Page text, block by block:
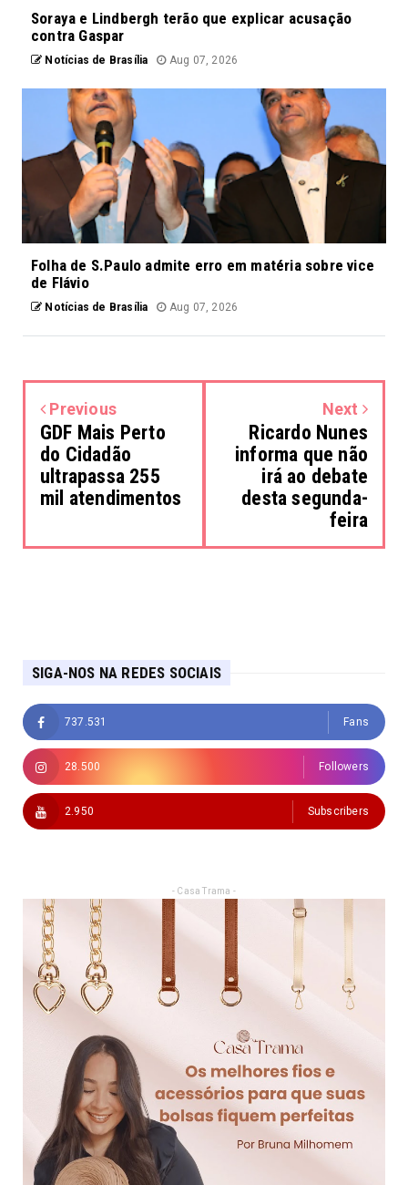
Soraya e Lindbergh terão que explicar acusação
contra Gaspar
Notícias de Brasília Aug 07, 2026
Folha de S.Paulo admite erro em matéria sobre vice
de Flávio
Notícias de Brasília Aug 07, 2026
Previous
GDF Mais Perto
do Cidadão
ultrapassa 255
mil atendimentos
Next
Ricardo Nunes
informa que não
irá ao debate
desta segunda-
feira
SIGA-NOS NA REDES SOCIAIS
737.531 Fans
28.500 Followers
2.950 Subscribers
- Casa Trama -